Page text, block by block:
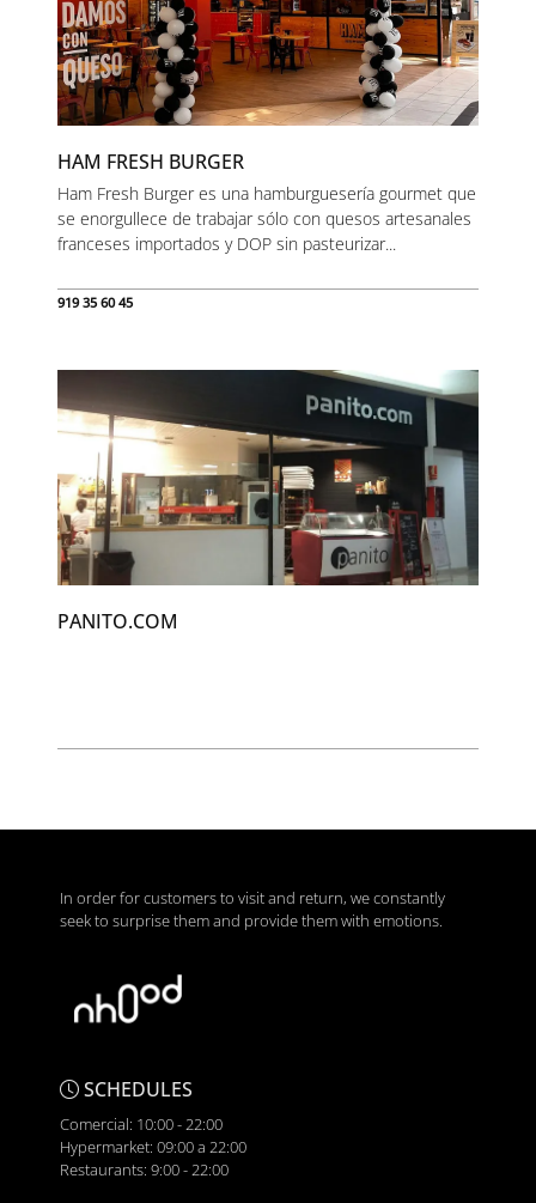
HAM FRESH BURGER
Ham Fresh Burger es una hamburguesería gourmet que
se enorgullece de trabajar sólo con quesos artesanales
franceses importados y DOP sin pasteurizar...
919 35 60 45
PANITO.COM
In order for customers to visit and return, we constantly
seek to surprise them and provide them with emotions.
SCHEDULES
Comercial: 10:00 - 22:00
Hypermarket: 09:00 a 22:00
Restaurants: 9:00 - 22:00